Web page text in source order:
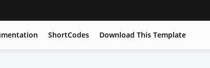
ShortCodes Download This Template